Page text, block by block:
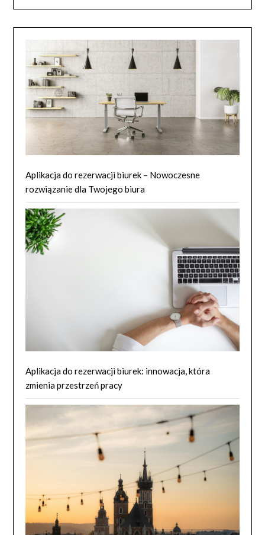
Aplikacja do rezerwacji biurek – Nowoczesne
rozwiązanie dla Twojego biura
Aplikacja do rezerwacji biurek: innowacja, która
zmienia przestrzeń pracy